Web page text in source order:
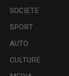
SOCIETE
SPORT
AUTO
CULTURE